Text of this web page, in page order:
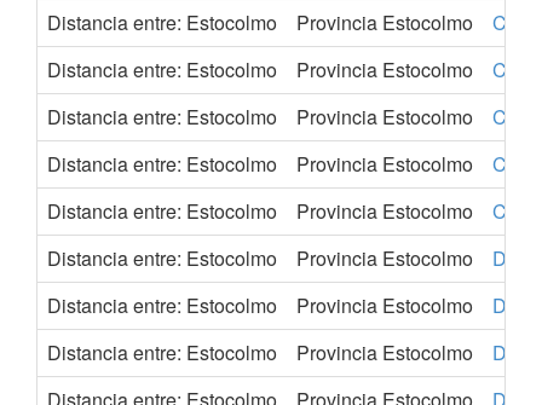
Distancia entre: Estocolmo
Provincia Estocolmo
Distancia entre: Estocolmo
Provincia Estocolmo
Distancia entre: Estocolmo
Provincia Estocolmo
Distancia entre: Estocolmo
Provincia Estocolmo
Distancia entre: Estocolmo
Provincia Estocolmo
Distancia entre: Estocolmo
Provincia Estocolmo
Distancia entre: Estocolmo
Provincia Estocolmo
Distancia entre: Estocolmo
Provincia Estocolmo